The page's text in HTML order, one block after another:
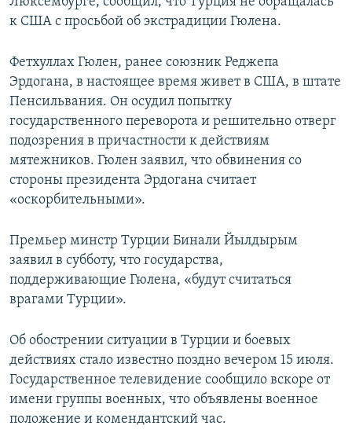
к США с просьбой об экстрадиции Гюлена.
Фетхуллах Гюлен, ранее союзник Реджепа
Эрдогана, в настоящее время живет в США, в штате
Пенсильвания. Он осудил попытку
государственного переворота и решительно отверг
подозрения в причастности к действиям
мятежников. Гюлен заявил, что обвинения со
стороны президента Эрдогана считает
«оскорбительными».
Премьер минстр Турции Бинали Йылдырым
заявил в субботу, что государства,
поддерживающие Гюлена, «будут считаться
врагами Турции».
Об обострении ситуации в Турции и боевых
действиях стало известно поздно вечером 15 июля.
Государственное телевидение сообщило вскоре от
имени группы военных, что объявлены военное
положение и комендантский час.